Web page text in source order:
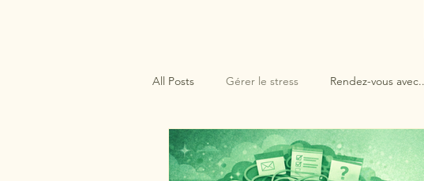
All Posts Gérer le stress Rendez-vous
Responsabilité Relations